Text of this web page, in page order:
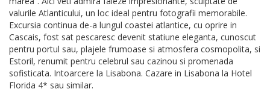
valurile Atlanticului, un loc ideal pentru fotografii memorabile.
Excursia continua de-a lungul coastei atlantice, cu oprire in
Cascais, fost sat pescaresc devenit statiune eleganta, cunoscut
pentru portul sau, plajele frumoase si atmosfera cosmopolita, si
Estoril, renumit pentru celebrul sau cazinou si promenada
sofisticata. Intoarcere la Lisabona. Cazare in Lisabona la Hotel
Florida 4* sau similar.